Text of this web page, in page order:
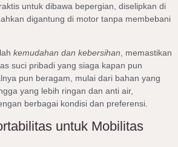
untuk dibawa bepergian, diselipkan di
digantung di motor tanpa membebani
kemudahan dan kebersihan , memastikan
suci pribadi yang siaga kapan pun
pun beragam, mulai dari bahan yang
yang lebih ringan dan anti air,
berbagai kondisi dan preferensi.
untuk Mobilitas